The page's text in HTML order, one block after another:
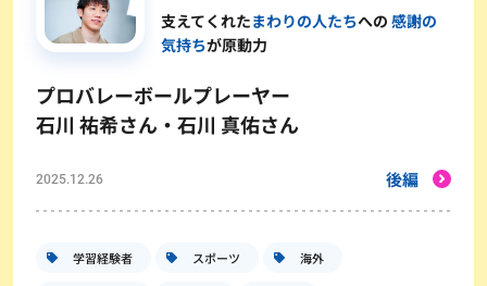
支えてくれたまわりの人たちへの感謝の
気持ちが原動力
プロバレーボールプレーヤー
石川 祐希さん・石川 真佑さん
2025.12.26 後編
学習経験者 スポーツ 海外